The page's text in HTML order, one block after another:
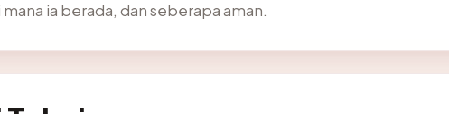
ia berada, dan seberapa aman.